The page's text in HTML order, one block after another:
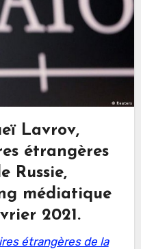
Lavrov,
étrangères
Russie,
médiatique
2021.
étrangères de la